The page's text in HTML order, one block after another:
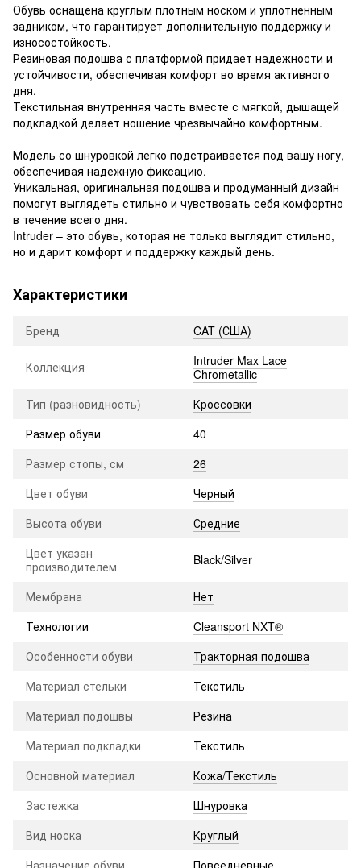
Обувь оснащена круглым плотным носком и уплотненным
задником, что гарантирует дополнительную поддержку и
износостойкость.
Резиновая подошва с платформой придает надежности и
устойчивости, обеспечивая комфорт во время активного
дня.
Текстильная внутренняя часть вместе с мягкой, дышащей
подкладкой делает ношение чрезвычайно комфортным.
Модель со шнуровкой легко подстраивается под вашу ногу,
обеспечивая надежную фиксацию.
Уникальная, оригинальная подошва и продуманный дизайн
помогут выглядеть стильно и чувствовать себя комфортно
в течение всего дня.
Intruder – это обувь, которая не только выглядит стильно,
но и дарит комфорт и поддержку каждый день.
Характеристики
Бренд CAT (США)
Коллекция
Intruder Max Lace
Chrometallic
Тип (разновидность)
Кроссовки
Размер обуви
40
Размер стопы, см
26
Цвет обуви
Черный
Высота обуви
Средние
Цвет указан
производителем
Black/Silver
Мембрана
Нет
Технологии
Cleansport NXT®
Особенности обуви
Тракторная подошва
Материал стельки
Текстиль
Материал подошвы
Резина
Материал подкладки
Текстиль
Основной материал
Кожа/Текстиль
Застежка
Шнуровка
Вид носка
Круглый
Назначение обуви
Повседневные